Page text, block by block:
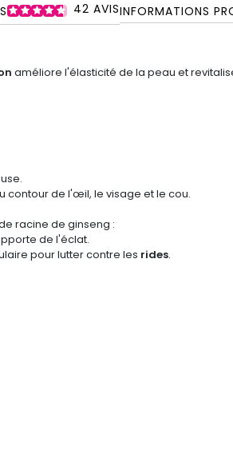
42 AVISINFORMATIONS
améliore l'élasticité de la peau et
contour de l'œil, le visage et le cou.
racine de ginseng :
de l'éclat.
pour lutter contre les rides.